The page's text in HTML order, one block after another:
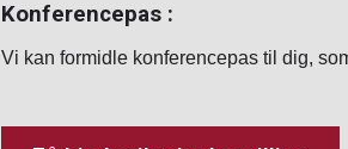
Konferencepas :
Vi kan formidle konferencepas til dig,